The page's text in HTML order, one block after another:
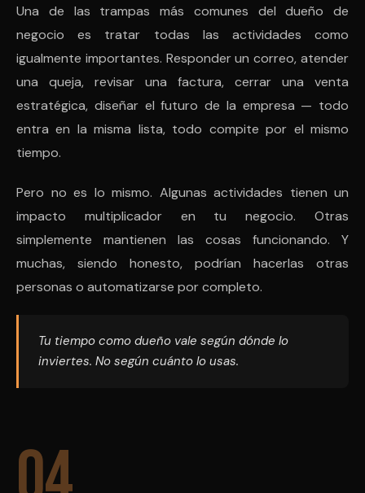
Una de las trampas más comunes del dueño de
negocio es tratar todas las actividades como
igualmente importantes. Responder un correo, atender
una queja, revisar una factura, cerrar una venta
estratégica, diseñar el futuro de la empresa — todo
entra en la misma lista, todo compite por el mismo
tiempo.
Pero no es lo mismo. Algunas actividades tienen un
impacto multiplicador en tu negocio. Otras
simplemente mantienen las cosas funcionando. Y
muchas, siendo honesto, podrían hacerlas otras
personas o automatizarse por completo.
Tu tiempo como dueño vale según dónde lo
inviertes. No según cuánto lo usas.